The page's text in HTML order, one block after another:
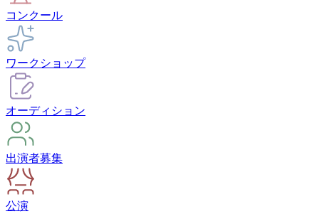
コンクール
ワークショップ
オーディション
出演者募集
公演